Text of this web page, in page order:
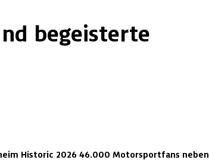
begeisterte
Historic 2026 46.000 Motorsportfans neben